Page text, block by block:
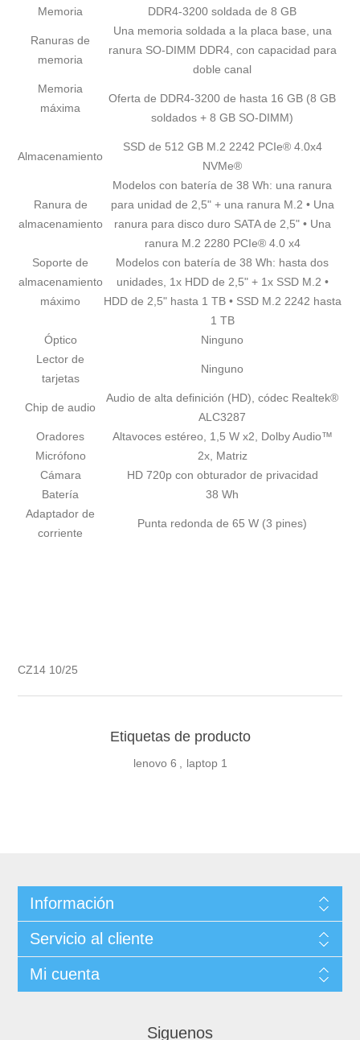
Memoria DDR4-3200 soldada de 8 GB
Ranuras de
memoria
Una memoria soldada a la placa base, una
ranura SO-DIMM DDR4, con capacidad para
doble canal
Memoria
máxima
Oferta de DDR4-3200 de hasta 16 GB (8 GB
soldados + 8 GB SO-DIMM)
Almacenamiento
SSD de 512 GB M.2 2242 PCIe® 4.0x4
NVMe®
Ranura de
almacenamiento
Modelos con batería de 38 Wh: una ranura
para unidad de 2,5" + una ranura M.2 • Una
ranura para disco duro SATA de 2,5" • Una
ranura M.2 2280 PCIe® 4.0 x4
Soporte de
almacenamiento
máximo
Modelos con batería de 38 Wh: hasta dos
unidades, 1x HDD de 2,5" + 1x SSD M.2 •
HDD de 2,5" hasta 1 TB • SSD M.2 2242 hasta
1 TB
Óptico
Ninguno
Lector de
tarjetas
Ninguno
Chip de audio
Audio de alta definición (HD), códec Realtek®
ALC3287
Oradores
Altavoces estéreo, 1,5 W x2, Dolby Audio™
Micrófono
2x, Matriz
Cámara
HD 720p con obturador de privacidad
Batería
38 Wh
Adaptador de
corriente
Punta redonda de 65 W (3 pines)
CZ14 10/25
Etiquetas de producto
lenovo 6 , laptop 1
Información
Servicio al cliente
Mi cuenta
Siguenos